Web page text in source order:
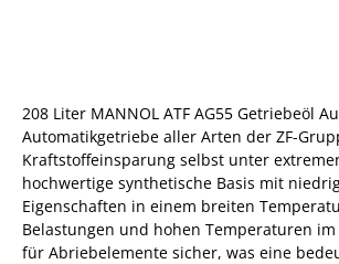
208 Liter MANNOL ATF AG55 Getriebeöl
Automatikgetriebe aller Arten der ZF-
Kraftstoffeinsparung selbst unter
hochwertige synthetische Basis mit
Eigenschaften in einem breiten
Belastungen und hohen Temperaturen
für Abriebelemente sicher, was eine